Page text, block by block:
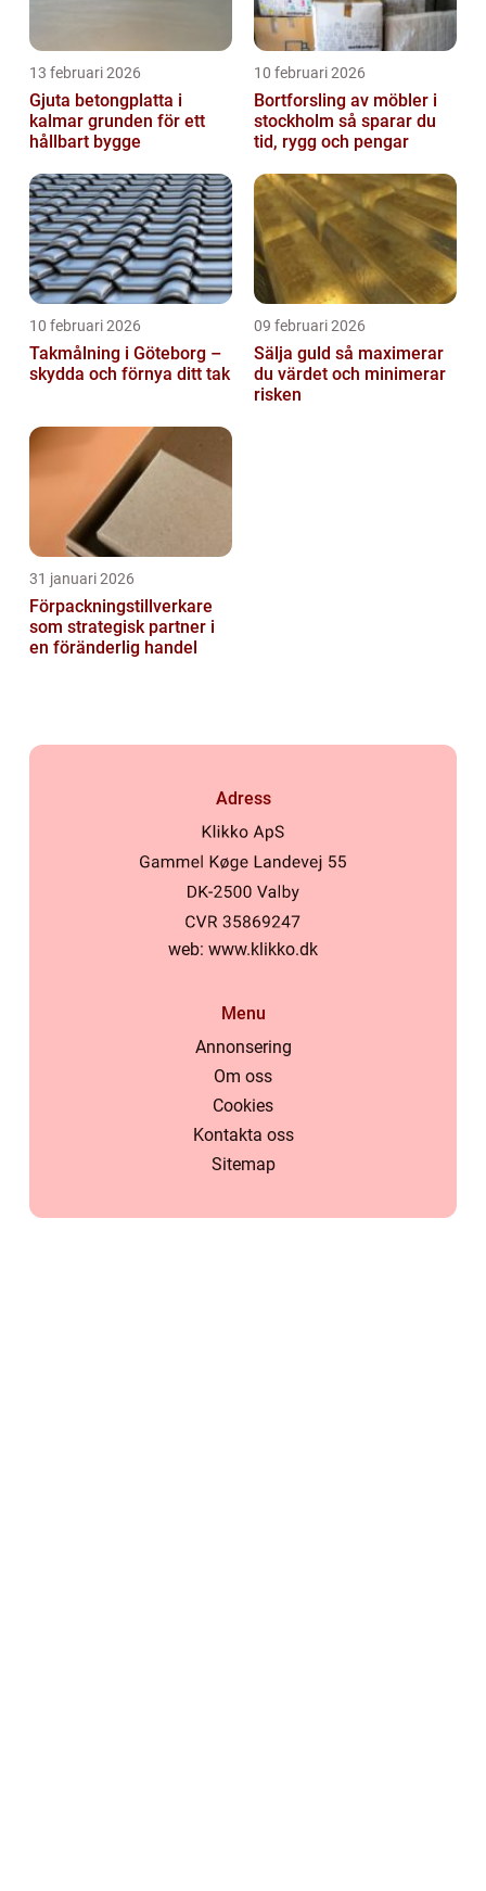
13 februari 2026
Gjuta betongplatta i
kalmar grunden för ett
hållbart bygge
10 februari 2026
Bortforsling av möbler i
stockholm så sparar du
tid, rygg och pengar
10 februari 2026
Takmålning i Göteborg –
skydda och förnya ditt tak
09 februari 2026
Sälja guld så maximerar
du värdet och minimerar
risken
31 januari 2026
Förpackningstillverkare
som strategisk partner i
en föränderlig handel
Adress
web: www.klikko.dk
Menu
Annonsering
Om oss
Cookies
Kontakta oss
Sitemap